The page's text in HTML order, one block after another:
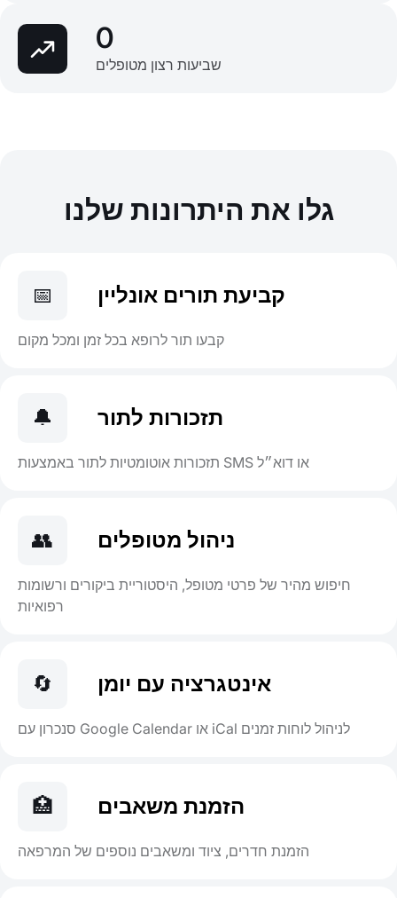
0
שביעות רצון מטופלים
גלו את היתרונות שלנו
📅 קביעת תורים אונליין
קבעו תור לרופא בכל זמן ומכל מקום
🔔 תזכורות לתור
תזכורות אוטומטיות לתור באמצעות SMS או דוא״ל
👥 ניהול מטופלים
חיפוש מהיר של פרטי מטופל, היסטוריית ביקורים ורשומות
רפואיות
🔄 אינטגרציה עם יומן
סנכרון עם Google Calendar או iCal לניהול לוחות זמנים
🏥 הזמנת משאבים
הזמנת חדרים, ציוד ומשאבים נוספים של המרפאה